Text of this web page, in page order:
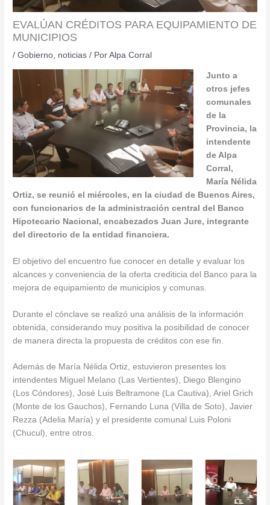
EVALÚAN CRÉDITOS PARA EQUIPAMIENTO DE
MUNICIPIOS
/Gobierno, noticias / PorAlpa Corral
Junto a
otros jefes
comunales
de la
Provincia, la
intendente
de Alpa
Corral,
María Nélida
Ortiz, se reunió el miércoles, en la ciudad de Buenos Aires,
con funcionarios de la administración central del Banco
Hipotecario Nacional, encabezados Juan Jure, integrante
del directorio de la entidad financiera.
El objetivo del encuentro fue conocer en detalle y evaluar los
alcances y conveniencia de la oferta crediticia del Banco para la
mejora de equipamiento de municipios y comunas.
Durante el cónclave se realizó una análisis de la información
obtenida, considerando muy positiva la posibilidad de conocer
de manera directa la propuesta de créditos con ese fin.
Además de María Nélida Ortiz, estuvieron presentes los
intendentes Miguel Melano (Las Vertientes), Diego Blengino
(Los Cóndores), José Luis Beltramone (La Cautiva), Ariel Grich
(Monte de los Gauchos), Fernando Luna (Villa de Soto), Javier
Rezza (Adelia María) y el presidente comunal Luis Poloni
(Chucul), entre otros.